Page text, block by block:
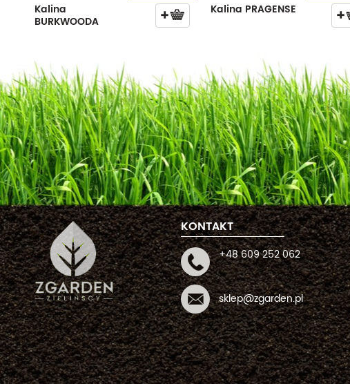
Kalina
BURKWOODA
Kalina PRAGENSE
KONTAKT
+48 609 252 062
sklep@zgarden.pl